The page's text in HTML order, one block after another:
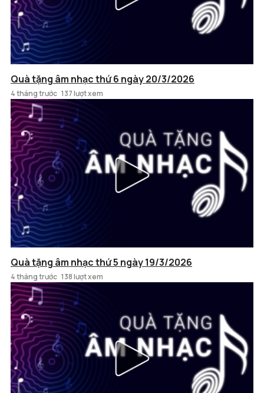
Quà tặng âm nhạc thứ 6 ngày 20/3/2026
4 tháng trước 137 lượt xem
Quà tặng âm nhạc thứ 5 ngày 19/3/2026
4 tháng trước 138 lượt xem